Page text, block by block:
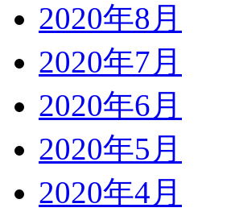
2020年8月
2020年7月
2020年6月
2020年5月
2020年4月